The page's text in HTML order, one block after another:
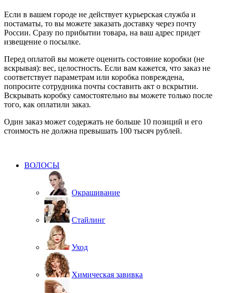
Если в вашем городе не действует курьерская служба и
постаматы, то вы можете заказать доставку через почту
России. Сразу по прибытии товара, на ваш адрес придет
извещение о посылке.
Перед оплатой вы можете оценить состояние коробки (не
вскрывая): вес, целостность. Если вам кажется, что заказ не
соответствует параметрам или коробка повреждена,
попросите сотрудника почты составить акт о вскрытии.
Вскрывать коробку самостоятельно вы можете только после
того, как оплатили заказ.
Один заказ может содержать не больше 10 позиций и его
стоимость не должна превышать 100 тысяч рублей.
ВОЛОСЫ
Окрашивание
Стайлинг
Уход
Химическая завивка